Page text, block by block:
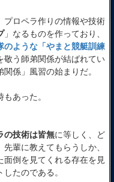
プロペラ作りの情報や技術
」なるものを作っており、
のような「やまと競艇訓練
敬う師弟関係が結ばれてい
係」風習の始まりだ。
あった。
の技術は皆無に等しく、ど
輩に教えてもらうしか、
面倒を見てくれる存在を見
たのである。